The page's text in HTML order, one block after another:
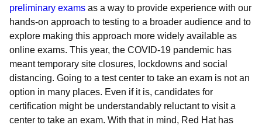
preliminary exams as a way to provide experience with our
hands-on approach to testing to a broader audience and to
explore making this approach more widely available as
online exams. This year, the COVID-19 pandemic has
meant temporary site closures, lockdowns and social
distancing. Going to a test center to take an exam is not an
option in many places. Even if it is, candidates for
certification might be understandably reluctant to visit a
center to take an exam. With that in mind, Red Hat has